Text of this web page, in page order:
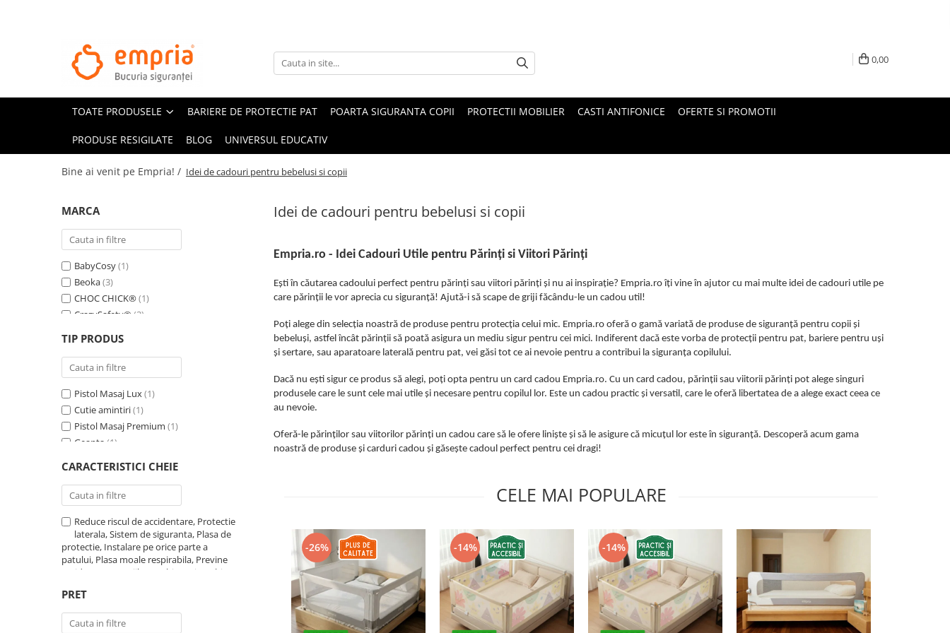
TOATE PRODUSELE
Oferte Protectii Laterale Pat
Bariere protectie pentru pat
Aparatori laterale patut bebe
Sigurante pentru sertare si usi
Sigurante geamuri si usi glisante
Protectii casa
Poarta siguranta copii
Deflectoare pentru aer conditionat
Protectii exterior
Casti antifonice pentru copii si
Accesorii auto copii
Haine & accesorii plaja
Haine plaja / inot
Ochelari de soare
Accesorii plaja
Puericultura mare
0,00
TOATE PRODUSELE BARIERE DE PROTECTIE PAT POARTA SIGURANTA COPII PROTECTII MOBILIER CASTI ANTIFONICE OFERTE SI PROMOTII
PRODUSE RESIGILATE BLOG UNIVERSUL EDUCATIV
Bine ai venit pe Empria! / Idei de cadouri pentru bebelusi si copii
Idei de cadouri pentru bebelusi si copii
Empria.ro - Idei Cadouri Utile pentru Părinți si Viitori Părinți
Ești în căutarea cadoului perfect pentru părinți sau viitori părinți și nu ai inspirație? Empria.ro îți vine în ajutor cu mai multe idei de cadouri utile pe
care părinții le vor aprecia cu siguranță! Ajută-i să scape de griji făcându-le un cadou util!
Poți alege din selecția noastră de produse pentru protecția celui mic. Empria.ro oferă o gamă variată de produse de siguranță pentru copii și
bebeluși, astfel încât părinții să poată asigura un mediu sigur pentru cei mici. Indiferent dacă este vorba de protecții pentru pat, bariere pentru uși
și sertare, sau aparatoare laterală pentru pat, vei găsi tot ce ai nevoie pentru a contribui la siguranța copilului.
Dacă nu ești sigur ce produs să alegi, poți opta pentru un card cadou Empria.ro. Cu un card cadou, părinții sau viitorii părinți pot alege singuri
produsele care le sunt cele mai utile și necesare pentru copilul lor. Este un cadou practic și versatil, care le oferă libertatea de a alege exact ceea ce
au nevoie.
Oferă-le părinților sau viitorilor părinți un cadou care să le ofere liniște și să le asigure că micuțul lor este în siguranță. Descoperă acum gama
noastră de produse și carduri cadou și găsește cadoul perfect pentru cei dragi!
MARCA
BabyCosy(1)
Beoka(3)
CHOC CHICK®(1)
CrazySafety® (2)
JollyHeap®
ORTOTO® (2)
The funny brand(1)
TIP PRODUS
Pistol Masaj Lux(1)
Cutie amintiri(1)
Pistol Masaj Premium (1)
Geanta (1)
Body (1)
Cuburi magnetice
Covoras ortopedic(2)
Lampa led(1)
Set hranire(2)
Organizator auto (2)
Cort
Bariera protectie pat
Patut atasabil
CARACTERISTICI CHEIE
Reduce riscul de accidentare, Protectie
laterala, Sistem de siguranta, Plasa de
protectie, Instalare pe orice parte a
patului, Plasa moale respirabila, Previne
accidentarea copiilor, Inaltime ajustabi
Fara BPA (3)
PRET
CELE MAI POPULARE
-26% -14% -14%